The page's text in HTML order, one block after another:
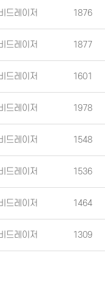
드레이저 1876
드레이저 1877
드레이저 1601
드레이저 1978
드레이저 1548
드레이저 1536
드레이저 1464
드레이저 1309